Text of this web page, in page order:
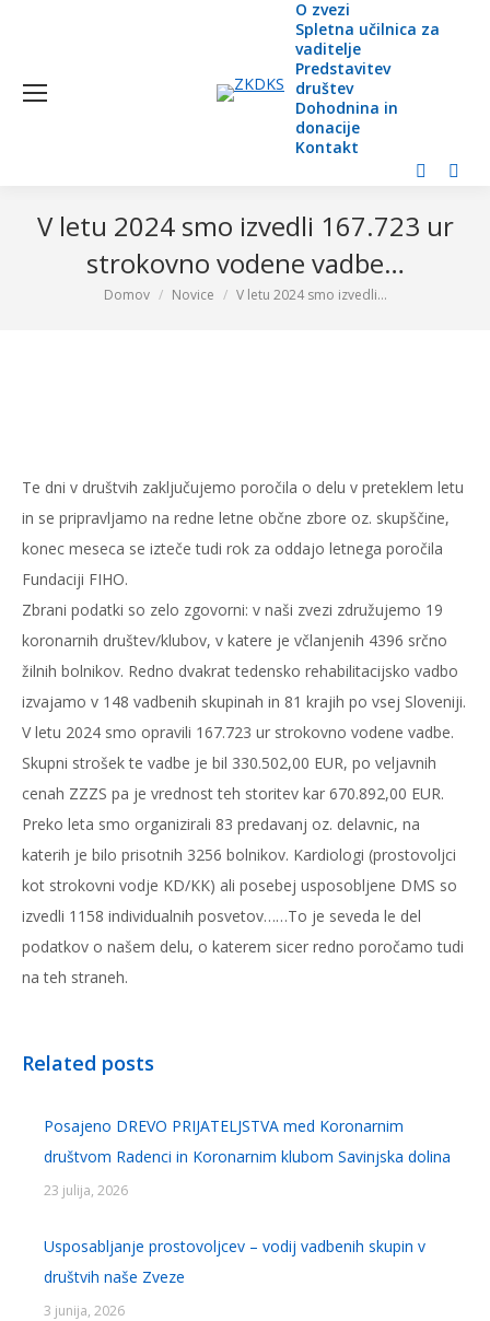
O zvezi
Spletna učilnica za
vaditelje
Predstavitev
društev
Dohodnina in
donacije
Kontakt
Facebook
opens
V letu 2024 smo izvedli 167.723 ur
strokovno vodene vadbe…
You are here:
Domov Novice V letu 2024 smo izvedli…
Te dni v društvih zaključujemo poročila o delu v preteklem letu
in se pripravljamo na redne letne občne zbore oz. skupščine,
konec meseca se izteče tudi rok za oddajo letnega poročila
Fundaciji FIHO.
Zbrani podatki so zelo zgovorni: v naši zvezi združujemo 19
koronarnih društev/klubov, v katere je včlanjenih 4396 srčno
žilnih bolnikov. Redno dvakrat tedensko rehabilitacijsko vadbo
izvajamo v 148 vadbenih skupinah in 81 krajih po vsej Sloveniji.
V letu 2024 smo opravili 167.723 ur strokovno vodene vadbe.
Skupni strošek te vadbe je bil 330.502,00 EUR, po veljavnih
cenah ZZZS pa je vrednost teh storitev kar 670.892,00 EUR.
Preko leta smo organizirali 83 predavanj oz. delavnic, na
katerih je bilo prisotnih 3256 bolnikov. Kardiologi (prostovoljci
kot strokovni vodje KD/KK) ali posebej usposobljene DMS so
izvedli 1158 individualnih posvetov……To je seveda le del
podatkov o našem delu, o katerem sicer redno poročamo tudi
na teh straneh.
Related posts
Posajeno DREVO PRIJATELJSTVA med Koronarnim
društvom Radenci in Koronarnim klubom Savinjska dolina
23 julija, 2026
Usposabljanje prostovoljcev – vodij vadbenih skupin v
društvih naše Zveze
3 junija, 2026